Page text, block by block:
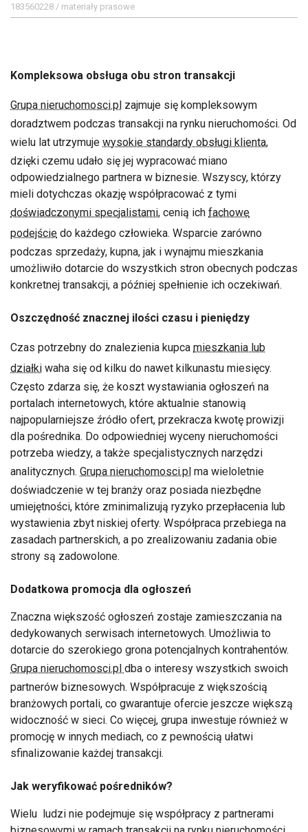
183560228 / materiały prasowe
Kompleksowa obsługa obu stron transakcji
Grupa nieruchomosci.pl zajmuje się kompleksowym
doradztwem podczas transakcji na rynku nieruchomości. Od
wielu lat utrzymuje wysokie standardy obsługi klienta,
dzięki czemu udało się jej wypracować miano
odpowiedzialnego partnera w biznesie. Wszyscy, którzy
mieli dotychczas okazję współpracować z tymi
doświadczonymi specjalistami, cenią ich fachowe
podejście do każdego człowieka. Wsparcie zarówno
podczas sprzedaży, kupna, jak i wynajmu mieszkania
umożliwiło dotarcie do wszystkich stron obecnych podczas
konkretnej transakcji, a później spełnienie ich oczekiwań.
Oszczędność znacznej ilości czasu i pieniędzy
Czas potrzebny do znalezienia kupca mieszkania lub
działki waha się od kilku do nawet kilkunastu miesięcy.
Często zdarza się, że koszt wystawiania ogłoszeń na
portalach internetowych, które aktualnie stanowią
najpopularniejsze źródło ofert, przekracza kwotę prowizji
dla pośrednika. Do odpowiedniej wyceny nieruchomości
potrzeba wiedzy, a także specjalistycznych narzędzi
analitycznych. Grupa nieruchomosci.pl ma wieloletnie
doświadczenie w tej branży oraz posiada niezbędne
umiejętności, które zminimalizują ryzyko przepłacenia lub
wystawienia zbyt niskiej oferty. Współpraca przebiega na
zasadach partnerskich, a po zrealizowaniu zadania obie
strony są zadowolone.
Dodatkowa promocja dla ogłoszeń
Znaczna większość ogłoszeń zostaje zamieszczania na
dedykowanych serwisach internetowych. Umożliwia to
dotarcie do szerokiego grona potencjalnych kontrahentów.
Grupa nieruchomosci.pl dba o interesy wszystkich swoich
partnerów biznesowych. Współpracuje z większością
branżowych portali, co gwarantuje ofercie jeszcze większą
widoczność w sieci. Co więcej, grupa inwestuje również w
promocję w innych mediach, co z pewnością ułatwi
sfinalizowanie każdej transakcji.
Jak weryfikować pośredników?
Wielu ludzi nie podejmuje się współpracy z partnerami